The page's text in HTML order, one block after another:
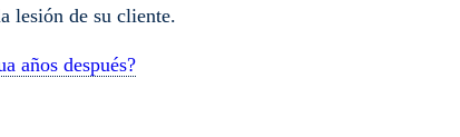
lesión de su cliente.
años después?